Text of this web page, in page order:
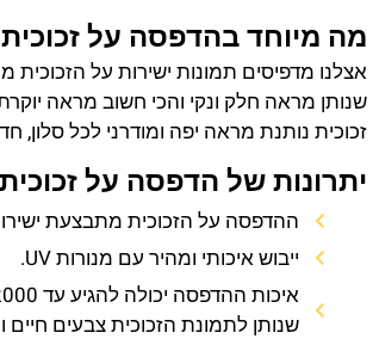
מה מיוחד בהדפסה על
אצלנו מדפיסים תמונות ישירות על
שנותן מראה חלק ונקי והכי חשוב מראה
זכוכית נותנת מראה יפה ומודרני לכל סלון,
יתרונות של הדפסה על זכוכית
ההדפסה על הזכוכית מתבצעת
ייבוש איכותי ומהיר עם מנורות UV.
שנותן לתמונת הזכוכית צבעים חיים